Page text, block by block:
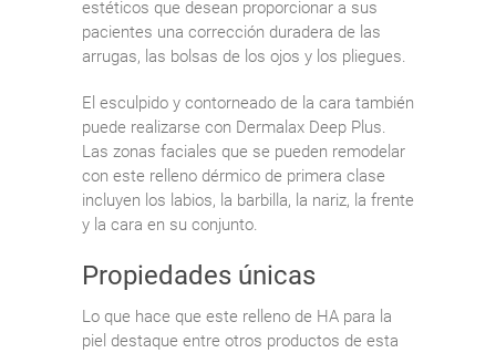
estéticos que desean proporcionar a sus
pacientes una corrección duradera de las
arrugas, las bolsas de los ojos y los pliegues.
El esculpido y contorneado de la cara también
puede realizarse con Dermalax Deep Plus.
Las zonas faciales que se pueden remodelar
con este relleno dérmico de primera clase
incluyen los labios, la barbilla, la nariz, la frente
y la cara en su conjunto.
Propiedades únicas
Lo que hace que este relleno de HA para la
piel destaque entre otros productos de esta